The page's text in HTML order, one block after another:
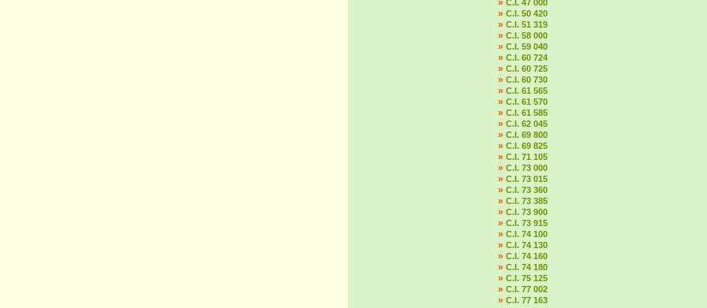
» C.I. 47 000
» C.I. 50 420
» C.I. 51 319
» C.I. 58 000
» C.I. 59 040
» C.I. 60 724
» C.I. 60 725
» C.I. 60 730
» C.I. 61 565
» C.I. 61 570
» C.I. 61 585
» C.I. 62 045
» C.I. 69 800
» C.I. 69 825
» C.I. 71 105
» C.I. 73 000
» C.I. 73 015
» C.I. 73 360
» C.I. 73 385
» C.I. 73 900
» C.I. 73 915
» C.I. 74 100
» C.I. 74 130
» C.I. 74 160
» C.I. 74 180
» C.I. 75 125
» C.I. 77 002
» C.I. 77 163